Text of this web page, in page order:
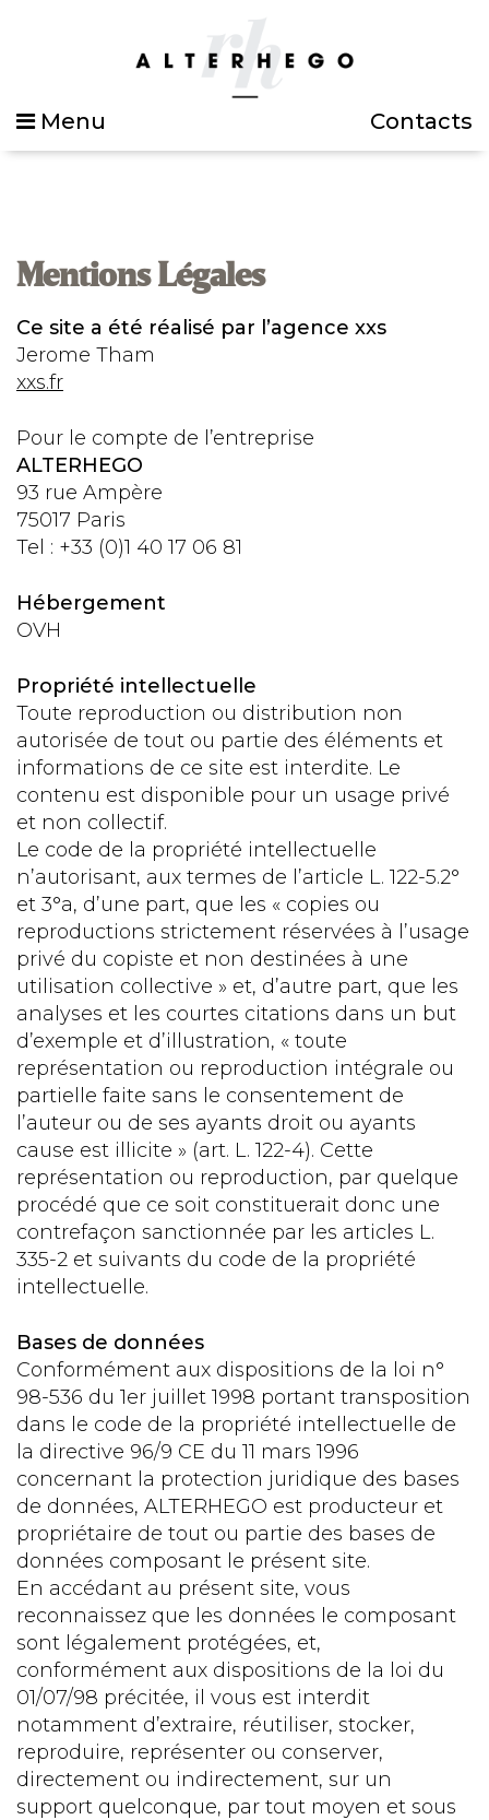
Menu Contacts
Mentions Légales
Ce site a été réalisé par l’agence xxs
Jerome Tham
xxs.fr
Pour le compte de l’entreprise
ALTERHEGO
93 rue Ampère
75017 Paris
Tel : +33 (0)1 40 17 06 81
Hébergement
OVH
Propriété intellectuelle
Toute reproduction ou distribution non
autorisée de tout ou partie des éléments et
informations de ce site est interdite. Le
contenu est disponible pour un usage privé
et non collectif.
Le code de la propriété intellectuelle
n’autorisant, aux termes de l’article L. 122-5.2°
et 3°a, d’une part, que les « copies ou
reproductions strictement réservées à l’usage
privé du copiste et non destinées à une
utilisation collective » et, d’autre part, que les
analyses et les courtes citations dans un but
d’exemple et d’illustration, « toute
représentation ou reproduction intégrale ou
partielle faite sans le consentement de
l’auteur ou de ses ayants droit ou ayants
cause est illicite » (art. L. 122-4). Cette
représentation ou reproduction, par quelque
procédé que ce soit constituerait donc une
contrefaçon sanctionnée par les articles L.
335-2 et suivants du code de la propriété
intellectuelle.
Bases de données
Conformément aux dispositions de la loi n°
98-536 du 1er juillet 1998 portant transposition
dans le code de la propriété intellectuelle de
la directive 96/9 CE du 11 mars 1996
concernant la protection juridique des bases
de données, ALTERHEGO est producteur et
propriétaire de tout ou partie des bases de
données composant le présent site.
En accédant au présent site, vous
reconnaissez que les données le composant
sont légalement protégées, et,
conformément aux dispositions de la loi du
01/07/98 précitée, il vous est interdit
notamment d’extraire, réutiliser, stocker,
reproduire, représenter ou conserver,
directement ou indirectement, sur un
support quelconque, par tout moyen et sous